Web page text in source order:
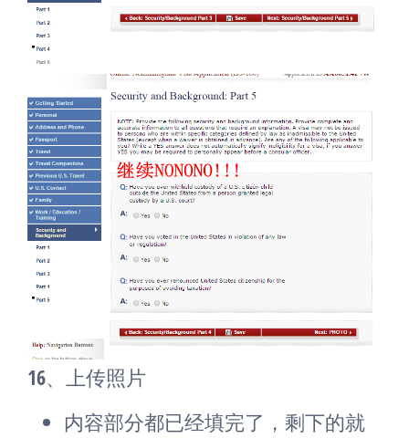
16、上传照片
内容部分都已经填完了，剩下的就